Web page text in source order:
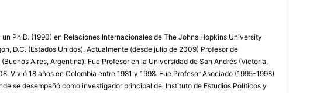
Ph.D. (1990) en Relaciones Internacionales de The Johns Hopkins University
D.C. (Estados Unidos). Actualmente (desde julio de 2009) Profesor de
Aires, Argentina). Fue Profesor en la Universidad de San Andrés (Victoria,
Vivió 18 años en Colombia entre 1981 y 1998. Fue Profesor Asociado (1995-1998)
se desempeñó como investigador principal del Instituto de Estudios Políticos y